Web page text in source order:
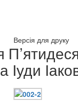
Версія для друку
Іуди